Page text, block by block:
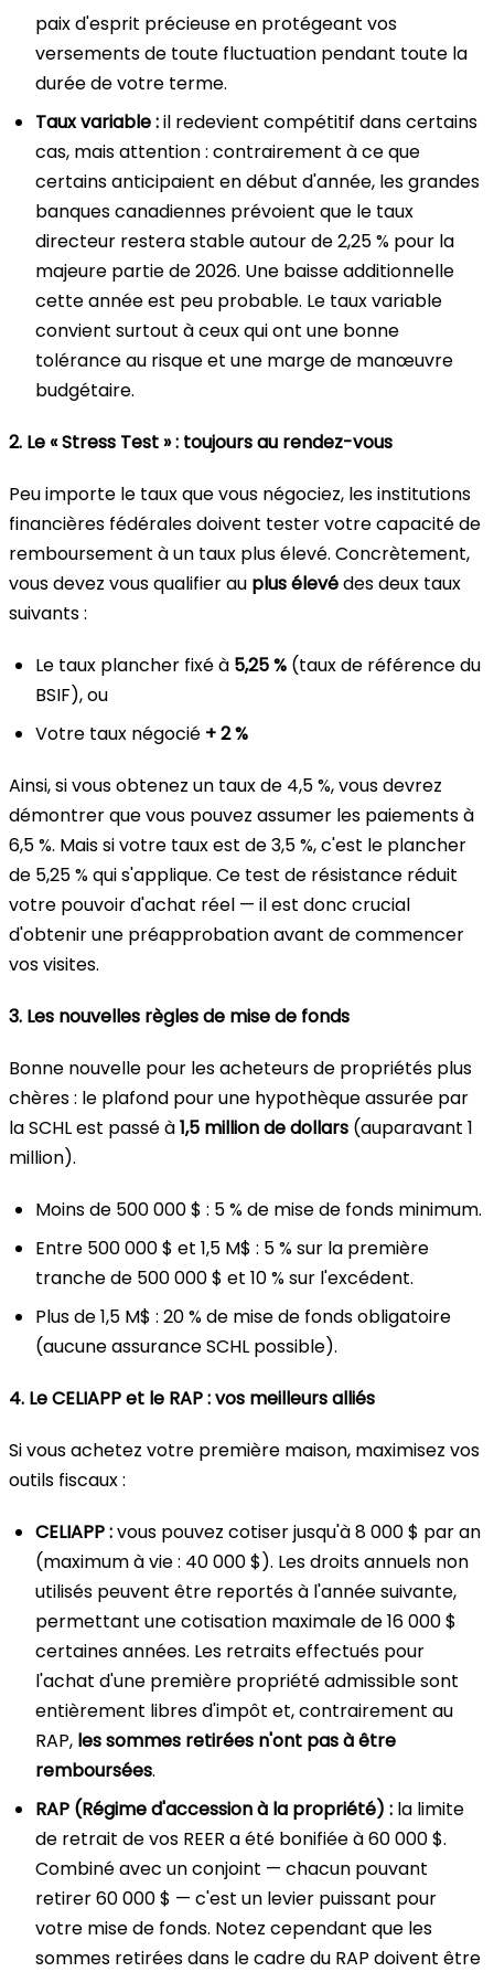
paix d'esprit précieuse en protégeant vos
versements de toute fluctuation pendant toute la
durée de votre terme.
Taux variable :il redevient compétitif dans certains
cas, mais attention : contrairement à ce que
certains anticipaient en début d'année, les grandes
banques canadiennes prévoient que le taux
directeur restera stable autour de 2,25 % pour la
majeure partie de 2026. Une baisse additionnelle
cette année est peu probable. Le taux variable
convient surtout à ceux qui ont une bonne
tolérance au risque et une marge de manœuvre
budgétaire.
2. Le « Stress Test » : toujours au rendez-vous
Peu importe le taux que vous négociez, les institutions
financières fédérales doivent tester votre capacité de
remboursement à un taux plus élevé. Concrètement,
vous devez vous qualifier au plus élevédes deux taux
suivants :
Le taux plancher fixé à 5,25 % (taux de référence du
BSIF), ou
Votre taux négocié + 2 %
Ainsi, si vous obtenez un taux de 4,5 %, vous devrez
démontrer que vous pouvez assumer les paiements à
6,5 %. Mais si votre taux est de 3,5 %, c'est le plancher
de 5,25 % qui s'applique. Ce test de résistance réduit
votre pouvoir d'achat réel — il est donc crucial
d'obtenir une préapprobation avant de commencer
vos visites.
3. Les nouvelles règles de mise de fonds
Bonne nouvelle pour les acheteurs de propriétés plus
chères : le plafond pour une hypothèque assurée par
la SCHL est passé à1,5 million de dollars (auparavant 1
million).
Moins de 500 000 $ : 5 % de mise de fonds minimum.
Entre 500 000 $ et 1,5 M$ : 5 % sur la première
tranche de 500 000 $ et 10 % sur l'excédent.
Plus de 1,5 M$ : 20 % de mise de fonds obligatoire
(aucune assurance SCHL possible).
4. Le CELIAPP et le RAP : vos meilleurs alliés
Si vous achetez votre première maison, maximisez vos
outils fiscaux :
CELIAPP :vous pouvez cotiser jusqu'à 8 000 $ par an
(maximum à vie : 40 000 $). Les droits annuels non
utilisés peuvent être reportés à l'année suivante,
permettant une cotisation maximale de 16 000 $
certaines années. Les retraits effectués pour
l'achat d'une première propriété admissible sont
entièrement libres d'impôt et, contrairement au
RAP, les sommes retirées n'ont pas à être
remboursées.
RAP (Régime d'accession à la propriété) : la limite
de retrait de vos REER a été bonifiée à 60 000 $.
Combiné avec un conjoint — chacun pouvant
retirer 60 000 $ — c'est un levier puissant pour
votre mise de fonds. Notez cependant que les
sommes retirées dans le cadre du RAP doivent être